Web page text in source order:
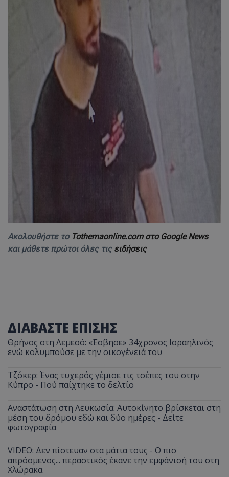
Ακολουθήστε το Tothemaonline.com στο Google News
και μάθετε πρώτοι όλες τις ειδήσεις
ΔΙΑΒΑΣΤΕ ΕΠΙΣΗΣ
Θρήνος στη Λεμεσό: «Έσβησε» 34χρονος Ισραηλινός
ενώ κολυμπούσε με την οικογένειά του
Τζόκερ: Ένας τυχερός γέμισε τις τσέπες του στην
Κύπρο - Πού παίχτηκε το δελτίο
Αναστάτωση στη Λευκωσία: Αυτοκίνητο βρίσκεται στη
μέση του δρόμου εδώ και δύο ημέρες - Δείτε
φωτογραφία
VIDEO: Δεν πίστευαν στα μάτια τους - Ο πιο
απρόσμενος... περαστικός έκανε την εμφάνισή του στη
Χλώρακα